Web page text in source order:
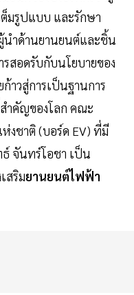
มรูปแบบ และรักษา
นำด้านยานยนต์และชิ้น
สอดรับกับนโยบายของ
าวสู่การเป็นฐานการ
ำคัญของโลก คณะ
งชาติ (บอร์ด EV) ที่มี
จันทร์โอชา เป็น
สริมยานยนต์ไฟฟ้า